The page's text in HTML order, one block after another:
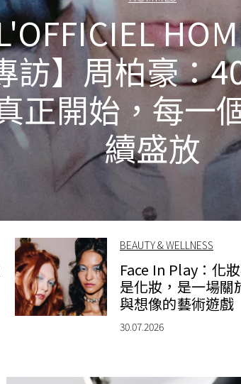
L'OFFICIEL
訪】周柏豪：
正開始，每一
續盛放
BEAUTY & WELLNESS
Face In Play：化
是化妝，是一場關
與想像的藝術遊戲
30.07.2026